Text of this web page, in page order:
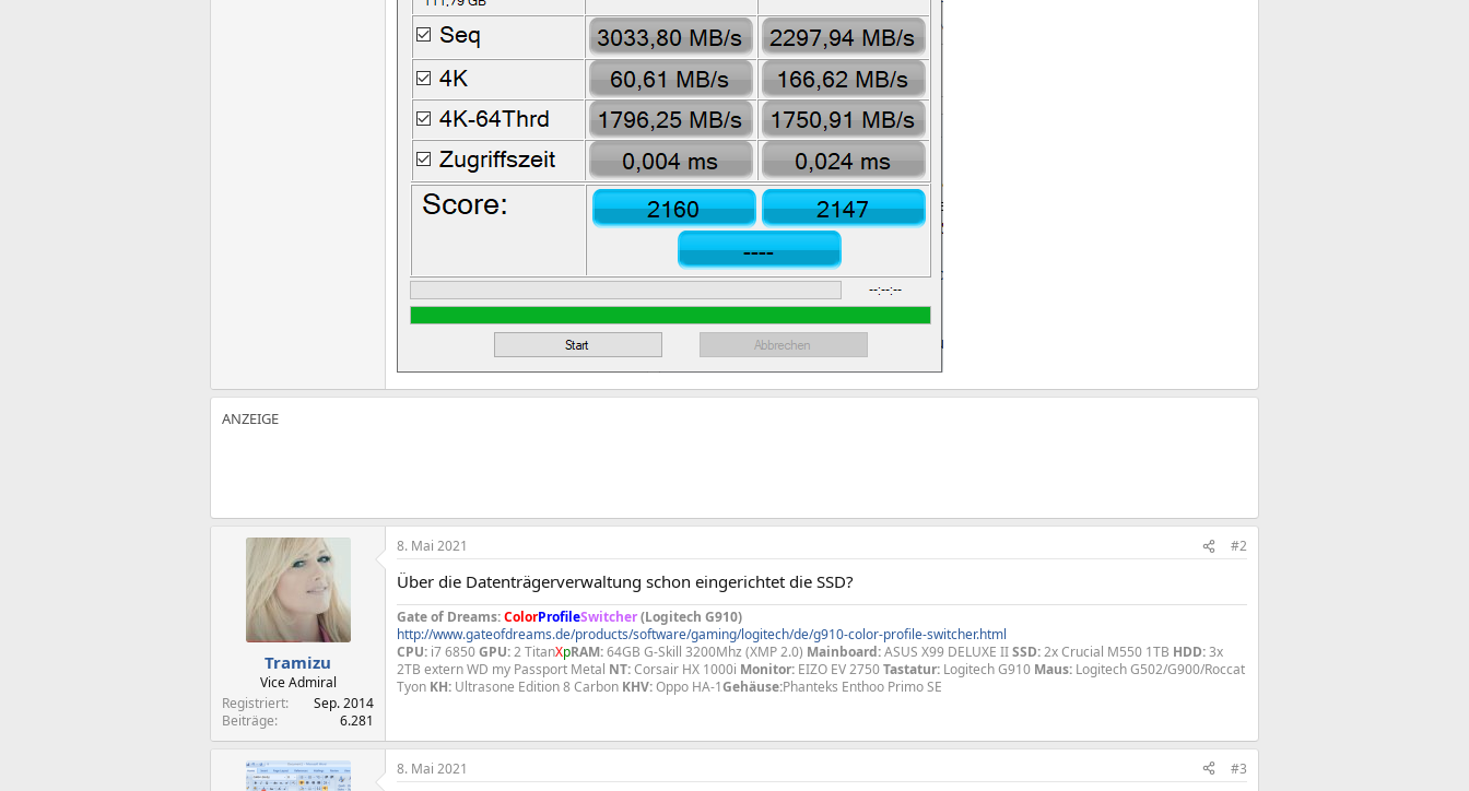
Tramizu
Vice Admiral
Registriert
Sep. 2014
Beiträge
6.281
8. Mai 2021 #2
Über die Datenträgerverwaltung schon eingerichtet die SSD?
Gate of Dreams:ColorProfileSwitcher(Logitech G910)
http://www.gateofdreams.de/products/software/gaming/logitech/de/g910-color-profile-switcher.html
CPU: i7 6850GPU:2 TitanXpRAM:64GB G-Skill 3200Mhz (XMP 2.0) Mainboard:ASUS X99 DELUXE IISSD:2x Crucial M550 1TB HDD:3x
2TB extern WD my Passport Metal NT:Corsair HX 1000i Monitor: EIZO EV 2750Tastatur: Logitech G910 Maus: Logitech G502/G900/Roccat
Tyon KH: Ultrasone Edition 8 Carbon KHV:Oppo HA-1Gehäuse:Phanteks Enthoo Primo SE
8. Mai 2021 #3